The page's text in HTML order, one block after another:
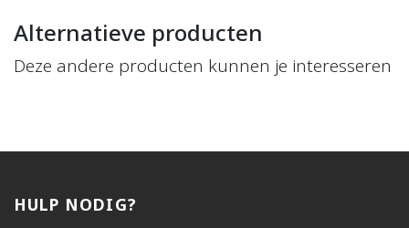
Alternatieve producten
Deze andere producten kunnen je interesseren
HULP NODIG?